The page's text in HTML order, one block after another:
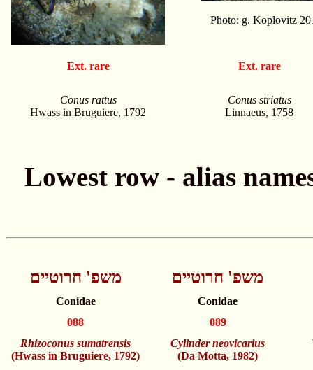
Photo: g. Koplovitz
Ext. rare Ext. rare
Conus rattus
Hwass in Bruguiere, 1792
Conus striatus
Linnaeus, 1758
משפ' חרוטיים משפ' חרוטיים
Conidae
Conidae
088
089
Rhizoconus sumatrensis
(Hwass in Bruguiere, 1792)
Cylinder neovicarius
(Da Motta, 1982)